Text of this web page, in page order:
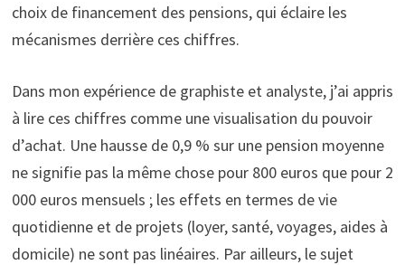
choix de financement des pensions, qui éclaire les
mécanismes derrière ces chiffres.
Dans mon expérience de graphiste et analyste, j’ai appris
à lire ces chiffres comme une visualisation du pouvoir
d’achat. Une hausse de 0,9 % sur une pension moyenne
ne signifie pas la même chose pour 800 euros que pour 2
000 euros mensuels ; les effets en termes de vie
quotidienne et de projets (loyer, santé, voyages, aides à
domicile) ne sont pas linéaires. Par ailleurs, le sujet